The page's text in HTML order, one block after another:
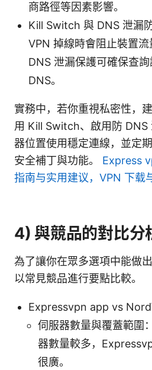
商路徑等因素影響。
Kill Switch 與 DNS 泄漏
VPN 掉線時會阻止裝置流
DNS 泄漏保護可確保查
DNS。
實務中，若你重視私密性，
用 Kill Switch、啟用防 DNS
器位置使用穩定連線，並定
安全補丁與功能。 Express
指南与实用建议，VPN 下载
4) 與競品的對比分
為了讓你在眾多選項中能做
以常見競品進行要點比較。
Expressvpn app vs
伺服器數量與覆蓋範圍
器數量較多，
很廣。